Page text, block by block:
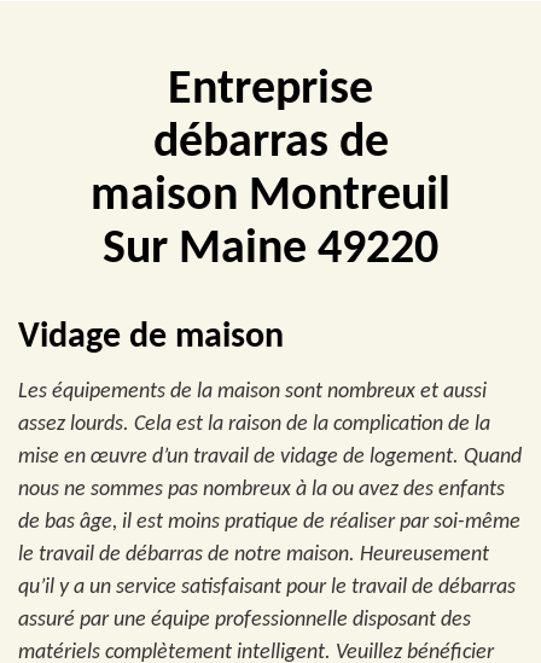
Entreprise
débarras de
maison Montreuil
Sur Maine 49220
Vidage de maison
Les équipements de la maison sont nombreux et aussi
assez lourds. Cela est la raison de la complication de la
mise en œuvre d’un travail de vidage de logement. Quand
nous ne sommes pas nombreux à la ou avez des enfants
de bas âge, il est moins pratique de réaliser par soi-même
le travail de débarras de notre maison. Heureusement
qu’il y a un service satisfaisant pour le travail de débarras
assuré par une équipe professionnelle disposant des
matériels complètement intelligent. Veuillez bénéficier